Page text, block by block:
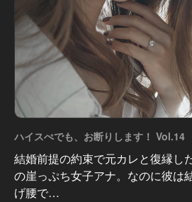
ハイスぺでも、お断りします！ Vol.14
結婚前提の約束で元カレと復縁し
の崖っぷち女子アナ。なのに彼は
げ腰で…